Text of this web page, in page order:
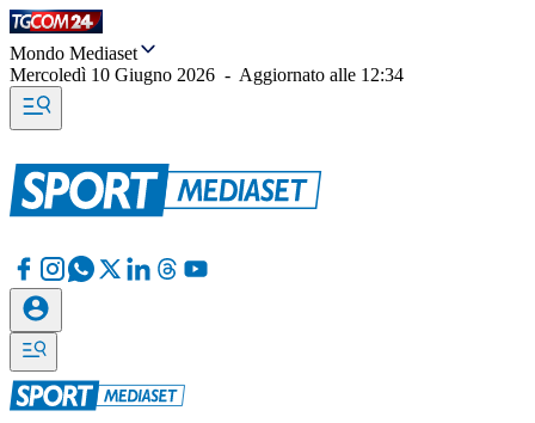
Mondo Mediaset
Mercoledì 10 Giugno 2026 - Aggiornato alle 12:34